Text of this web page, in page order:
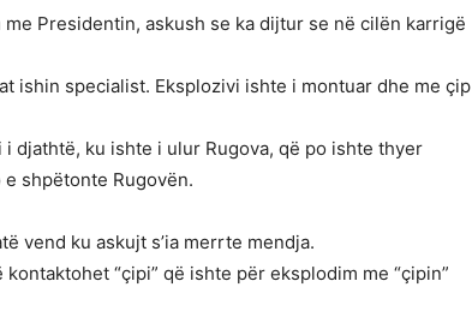
Presidentin, askush se ka dijtur se në cilën karrigë
ishin specialist. Eksplozivi ishte i montuar dhe me çip
djathtë, ku ishte i ulur Rugova, që po ishte thyer
e shpëtonte Rugovën.
vend ku askujt s’ia merrte mendja.
“çipi” që ishte për eksplodim me “çipin”